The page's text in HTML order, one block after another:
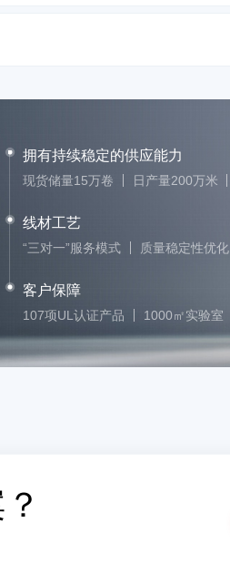
拥有持续稳定的供应能力
现货储量15万卷 日产量200万米
线材工艺
“三对一”服务模式 质量稳定性优化
客户保障
107项UL认证产品 1000㎡实验室